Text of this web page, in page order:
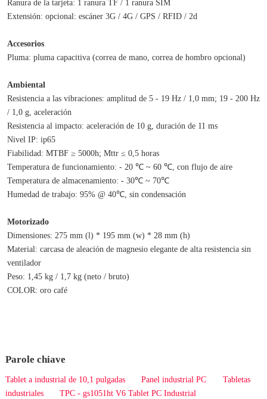
Ranura de la tarjeta: 1 ranura TF / 1 ranura SIM
Extensión: opcional: escáner 3G / 4G / GPS / RFID / 2d
Accesorios
Pluma: pluma capacitiva (correa de mano, correa de hombro opcional)
Ambiental
Resistencia a las vibraciones: amplitud de 5 - 19 Hz / 1,0 mm; 19 - 200 Hz
/ 1,0 g, aceleración
Resistencia al impacto: aceleración de 10 g, duración de 11 ms
Nivel IP: ip65
Fiabilidad: MTBF ≥ 5000h; Mttr ≤ 0,5 horas
Temperatura de funcionamiento: - 20 ℃ ~ 60 ℃, con flujo de aire
Temperatura de almacenamiento: - 30℃ ~ 70℃
Humedad de trabajo: 95% @ 40℃, sin condensación
Motorizado
Dimensiones: 275 mm (l) * 195 mm (w) * 28 mm (h)
Material: carcasa de aleación de magnesio elegante de alta resistencia sin
ventilador
Peso: 1,45 kg / 1,7 kg (neto / bruto)
COLOR: oro café
Parole chiave
Tablet a industrial de 10,1 pulgadas Panel industrial PC
Tabletas
industriales
TPC - gs1051ht V6 Tablet PC Industrial